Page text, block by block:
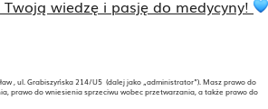
wiedzę i pasję do medycyny!
, ul. Grabiszyńska 214/U5 (dalej jako „administrator”). Masz prawo do
prawo do wniesienia sprzeciwu wobec przetwarzania, a także prawo do